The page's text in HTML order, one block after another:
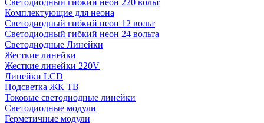
Светодиодный гибкий неон 220 вольт
Комплектующие для неона
Светодиодный гибкий неон 12 вольт
Светодиодный гибкий неон 24 вольта
Светодиодные Линейки
Жесткие линейки
Жесткие линейки 220V
Линейки LCD
Подсветка ЖК ТВ
Токовые светодиодные линейки
Светодиодные модули
Герметичные модули